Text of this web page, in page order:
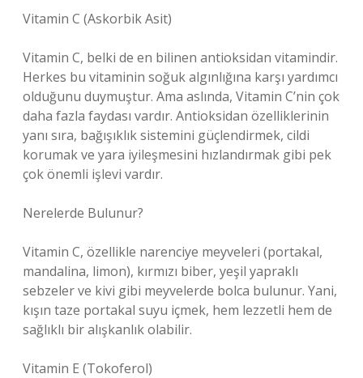
Vitamin C (Askorbik Asit)
Vitamin C, belki de en bilinen antioksidan vitamindir.
Herkes bu vitaminin soğuk algınlığına karşı yardımcı
olduğunu duymuştur. Ama aslında, Vitamin C’nin çok
daha fazla faydası vardır. Antioksidan özelliklerinin
yanı sıra, bağışıklık sistemini güçlendirmek, cildi
korumak ve yara iyileşmesini hızlandırmak gibi pek
çok önemli işlevi vardır.
Nerelerde Bulunur?
Vitamin C, özellikle narenciye meyveleri (portakal,
mandalina, limon), kırmızı biber, yeşil yapraklı
sebzeler ve kivi gibi meyvelerde bolca bulunur. Yani,
kışın taze portakal suyu içmek, hem lezzetli hem de
sağlıklı bir alışkanlık olabilir.
Vitamin E (Tokoferol)